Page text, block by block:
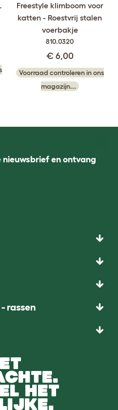
Freestyle klimboom voor
katten - Roestvrij stalen
voerbakje
810.0320
€ 6,00
Voorraad controleren in ons
magazijn...
nieuwsbrief en ontvang
rassen
HET